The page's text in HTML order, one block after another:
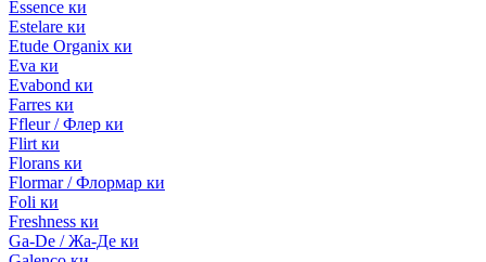
Essence ки
Estelare ки
Etude Organix ки
Eva ки
Evabond ки
Farres ки
Ffleur / Флер ки
Flirt ки
Florans ки
Flormar / Флормар ки
Foli ки
Freshness ки
Ga-De / Жа-Де ки